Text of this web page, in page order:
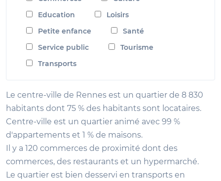
Education
Loisirs
Petite enfance
Santé
Service public
Tourisme
Transports
Le centre-ville de Rennes est un quartier de 8 830
habitants dont 75 % des habitants sont locataires.
Centre-ville est un quartier animé avec 99 %
d'appartements et 1 % de maisons.
Il y a 120 commerces de proximité dont des
commerces, des restaurants et un hypermarché.
Le quartier est bien desservi en transports en